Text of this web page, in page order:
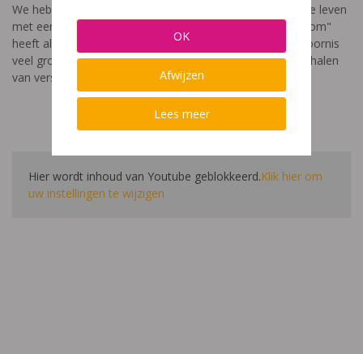
We hebben een video gemaakt die toont hoe het is om te leven
met een leerstoornis. De film met als titel: "Ik heet niet dom"
heeft als doel aan te tonen dat de impact van een leerstoornis
veel groter is dan enkel wat je ziet in de klas. Je hoort verhalen
van verschillende leerlingen en ouders.
Hier wordt inhoud van Youtube geblokkeerd.Klik hier om
uw instellingen te wijzigen
OK
Afwijzen
Lees meer